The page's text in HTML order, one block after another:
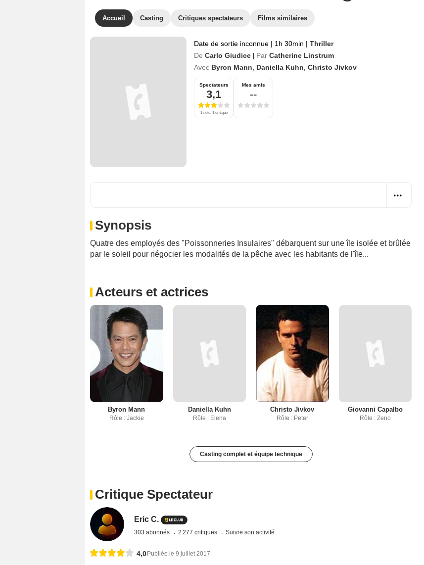
Accueil Casting Critiques spectateurs Films similaires
Date de sortie inconnue | 1h 30min | Thriller
De Carlo Giudice Par Catherine Linstrum
Avec Byron Mann Daniella Kuhn Christo Jivkov
Spectateurs
3,1
1 note, 1 critique
Mes amis
--
Synopsis
Quatre des employés des "Poissonneries Insulaires" débarquent sur une île isolée et brûlée
par le soleil pour négocier les modalités de la pêche avec les habitants de l'île...
Acteurs et actrices
Byron Mann
Rôle : Jackie
Daniella Kuhn
Rôle : Elena
Christo Jivkov
Rôle : Peter
Giovanni Capalbo
Rôle : Zeno
Casting complet et équipe technique
Critique Spectateur
Eric C.
303 abonnés 2 277 critiques Suivre son activité
4,0 Publiée le 9 juillet 2017